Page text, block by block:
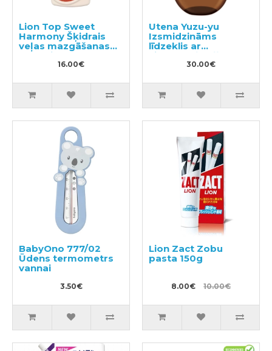
Lion Top Sweet
Harmony Šķidrais
veļas mazgāšanas
līdzeklis 850g
16.00€
Utena Yuzu-yu
Izsmidzināms
līdzeklis ar
citrusaugļu eļļām
matu mitrināšanai un
30.00€
BabyOno 777/02
Ūdens termometrs
vannai
3.50€
Lion Zact Zobu
pasta 150g
8.00€ 10.00€